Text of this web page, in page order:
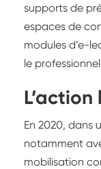
supports de
espaces de
modules d’e-
le
En 2020, dans
notamment
mobilisation